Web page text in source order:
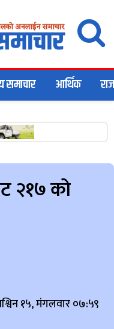
समाचार आर्थिक
२१७ को
१५, मंगलवार ०७:५९